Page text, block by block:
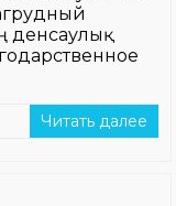
денсаулық
Читать далее